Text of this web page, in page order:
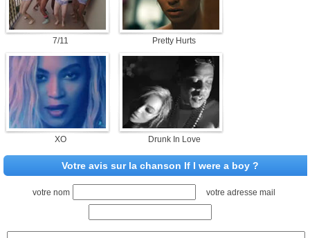
7/11 Pretty Hurts
XO Drunk In Love
Votre avis sur la chanson If I were a boy ?
votre nom votre adresse mail